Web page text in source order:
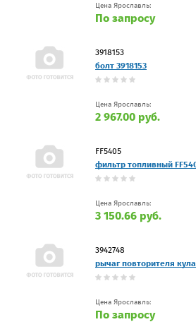
Цена Ярославль:
По запросу
3918153
болт 3918153
Цена Ярославль:
2 967.00 руб.
FF5405
фильтр топливный
Цена Ярославль:
3 150.66 руб.
3942748
рычаг повторителя
Цена Ярославль:
По запросу